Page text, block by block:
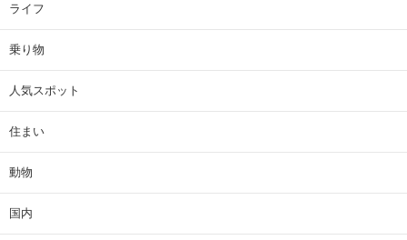
ライフ
乗り物
人気スポット
住まい
動物
国内